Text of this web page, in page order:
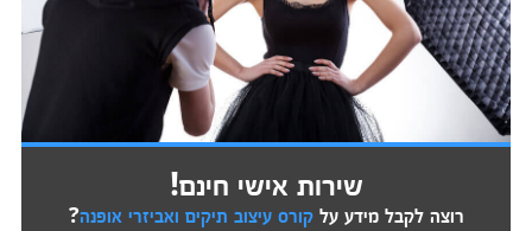
שירות אישי חינם!
רוצה לקבל מידע עלקורס עיצוב תיקים ואביזרי אופנה?